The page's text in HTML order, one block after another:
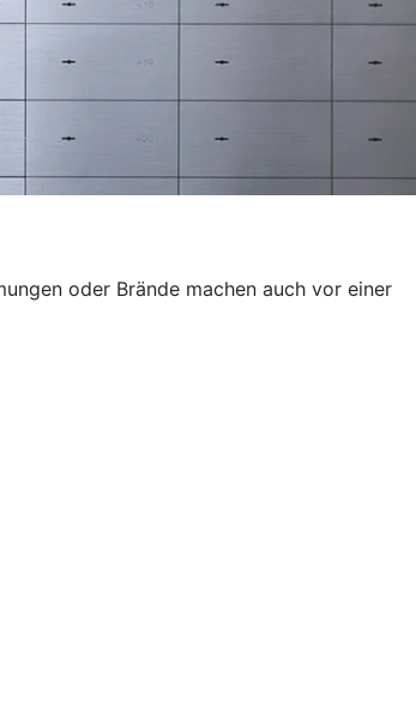
oder Brände machen auch vor einer